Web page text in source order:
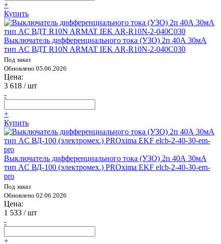
+
Купить
Выключатель дифференциального тока (УЗО) 2п 40А 30мА
тип AC ВДТ R10N ARMAT IEK AR-R10N-2-040C030
Под заказ
Обновлено 05.06.2026
Цена:
3 618 / шт
-
+
Купить
Выключатель дифференциального тока (УЗО) 2п 40А 30мА
тип AC ВД-100 (электромех.) PROxima EKF elcb-2-40-30-em-
pro
Под заказ
Обновлено 02.06.2026
Цена:
1 533 / шт
-
+